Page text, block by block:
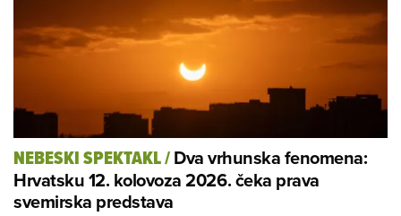
NEBESKI SPEKTAKL/Dva vrhunska fenomena:
Hrvatsku 12. kolovoza 2026. čeka prava
svemirska predstava